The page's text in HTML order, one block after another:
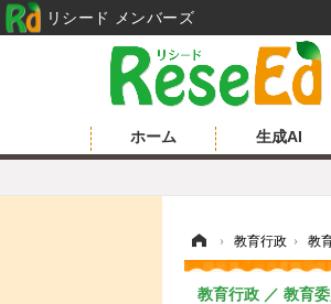
ホーム 生成AI
› 教育行政 › 教
教育行政 教育
リシード メンバーズ